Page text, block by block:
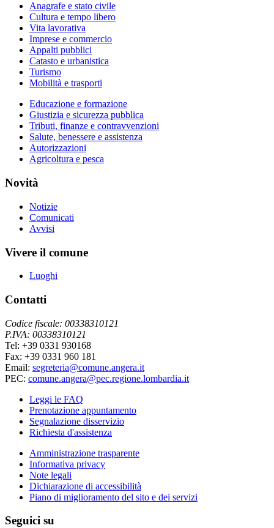
Anagrafe e stato civile
Cultura e tempo libero
Vita lavorativa
Imprese e commercio
Appalti pubblici
Catasto e urbanistica
Turismo
Mobilità e trasporti
Educazione e formazione
Giustizia e sicurezza pubblica
Tributi, finanze e contravvenzioni
Salute, benessere e assistenza
Autorizzazioni
Agricoltura e pesca
Novità
Notizie
Comunicati
Avvisi
Vivere il comune
Luoghi
Contatti
Codice fiscale: 00338310121
P.IVA: 00338310121
Tel: +39 0331 930168
Fax: +39 0331 960 181
Email: segreteria@comune.angera.it
PEC: comune.angera@pec.regione.lombardia.it
Leggi le FAQ
Prenotazione appuntamento
Segnalazione disservizio
Richiesta d'assistenza
Amministrazione trasparente
Informativa privacy
Note legali
Dichiarazione di accessibilità
Piano di miglioramento del sito e dei servizi
Seguici su